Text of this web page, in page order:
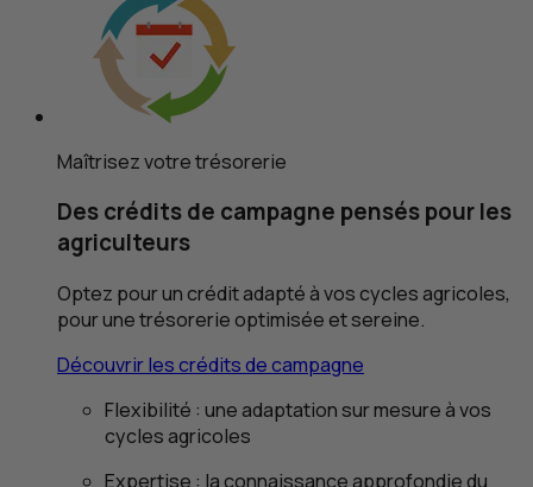
Maîtrisez votre trésorerie
Des crédits de campagne pensés pour les
agriculteurs
Optez pour un crédit adapté à vos cycles agricoles,
pour une trésorerie optimisée et sereine.
Découvrir les crédits de campagne
Flexibilité : une adaptation sur mesure à vos
cycles agricoles
Expertise : la connaissance approfondie du